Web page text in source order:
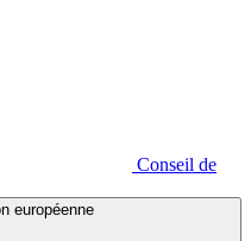
Conseil de
européenne